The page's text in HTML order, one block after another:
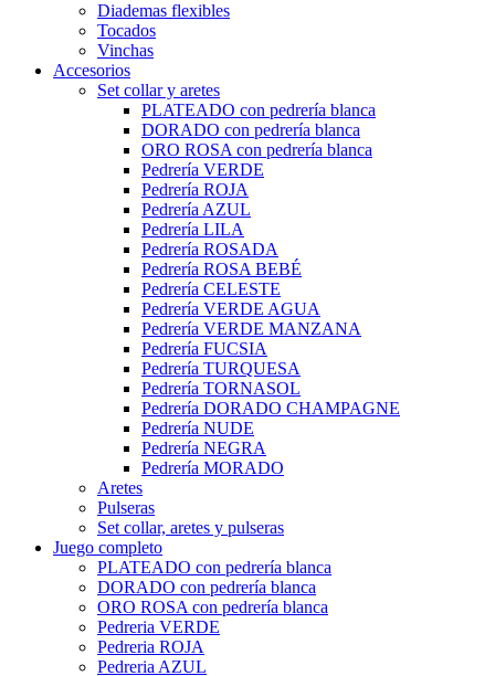
Diademas flexibles
Tocados
Vinchas
Accesorios
Set collar y aretes
PLATEADO con pedrería blanca
DORADO con pedrería blanca
ORO ROSA con pedrería blanca
Pedrería VERDE
Pedrería ROJA
Pedrería AZUL
Pedrería LILA
Pedrería ROSADA
Pedrería ROSA BEBÉ
Pedrería CELESTE
Pedrería VERDE AGUA
Pedrería VERDE MANZANA
Pedrería FUCSIA
Pedrería TURQUESA
Pedrería TORNASOL
Pedrería DORADO CHAMPAGNE
Pedrería NUDE
Pedrería NEGRA
Pedrería MORADO
Aretes
Pulseras
Set collar, aretes y pulseras
Juego completo
PLATEADO con pedrería blanca
DORADO con pedrería blanca
ORO ROSA con pedrería blanca
Pedreria VERDE
Pedreria ROJA
Pedreria AZUL